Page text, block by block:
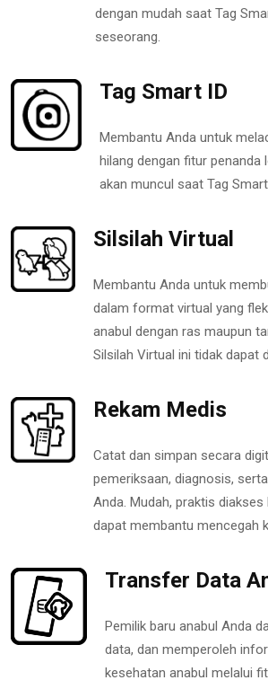
dengan mudah saat Tag
seseorang.
Tag Smart ID
Membantu Anda untuk
hilang dengan fitur penanda
akan muncul saat Tag
Silsilah Virtual
Membantu Anda untuk
dalam format virtual yang
anabul dengan ras maupun
Silsilah Virtual ini tidak dapat
Rekam Medis
Catat dan simpan secara
pemeriksaan, diagnosis,
Anda. Mudah, praktis diakses
dapat membantu mencegah
Transfer Data
Pemilik baru anabul Anda
data, dan memperoleh
kesehatan anabul melalui